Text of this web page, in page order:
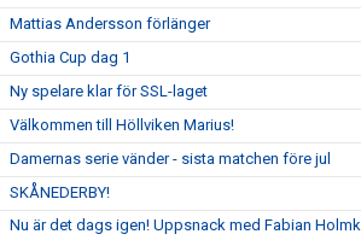
Mattias Andersson förlänger
Gothia Cup dag 1
Ny spelare klar för SSL-laget
Välkommen till Höllviken Marius!
Damernas serie vänder - sista matchen före jul
SKÅNEDERBY!
Nu är det dags igen! Uppsnack med Fabian